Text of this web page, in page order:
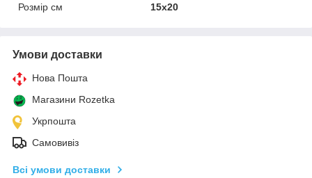
Розмір см
15x20
Умови доставки
Нова Пошта
Магазини Rozetka
Укрпошта
Самовивіз
Всі умови доставки